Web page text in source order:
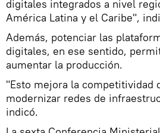
digitales integrados a nivel
América Latina y el Caribe",
Además, potenciar las
digitales, en ese sentido,
aumentar la producción.
"Esto mejora la competitividad
modernizar redes de
indicó.